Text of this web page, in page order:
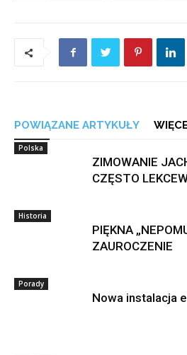
POWIĄZANE ARTYKUŁY
Polska
ZIMOWANIE
CZĘSTO
Historia
PIĘKNA
ZAUROCZENIE
Porady
Nowa instalacja